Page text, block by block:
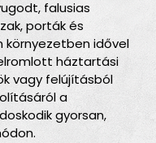
falusias
porták és
környezetben idővel
háztartási
vagy felújításból
a
gyorsan,